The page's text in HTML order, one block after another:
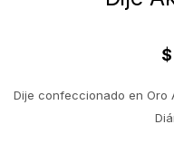
$
Dije confeccionado en Oro